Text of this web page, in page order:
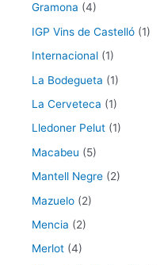
Gramona (4)
IGP Vins de Castelló (1)
Internacional (1)
La Bodegueta (1)
La Cerveteca (1)
Lledoner Pelut (1)
Macabeu (5)
Mantell Negre (2)
Mazuelo (2)
Mencia (2)
Merlot (4)